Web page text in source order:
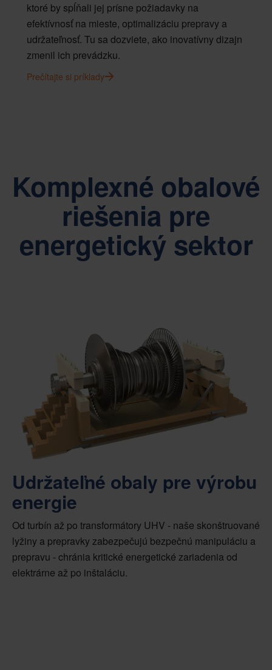
ktoré by spĺňali jej prísne požiadavky na
efektívnosť na mieste, optimalizáciu prepravy a
udržateľnosť. Tu sa dozviete, ako inovatívny dizajn
zmenil ich prevádzku.
Prečítajte si príklady
Komplexné obalové
riešenia pre
energetický sektor
Udržateľné obaly pre výrobu
energie
Od turbín až po transformátory UHV - naše skonštruované
lyžiny a prepravky zabezpečujú bezpečnú manipuláciu a
prepravu - chránia kritické energetické zariadenia od
elektrárne až po inštaláciu.